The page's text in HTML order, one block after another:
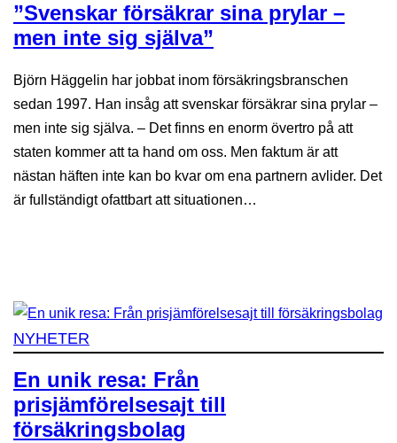
”Svenskar försäkrar sina prylar –
men inte sig själva”
Björn Häggelin har jobbat inom försäkringsbranschen
sedan 1997. Han insåg att svenskar försäkrar sina prylar –
men inte sig själva. – Det finns en enorm övertro på att
staten kommer att ta hand om oss. Men faktum är att
nästan häften inte kan bo kvar om ena partnern avlider. Det
är fullständigt ofattbart att situationen…
NYHETER
En unik resa: Från
prisjämförelsesajt till
försäkringsbolag